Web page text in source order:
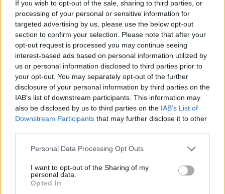
If you wish to opt-out of the sale, sharing to third parties, or
processing of your personal or sensitive information for
targeted advertising by us, please use the below opt-out
section to confirm your selection. Please note that after your
opt-out request is processed you may continue seeing
interest-based ads based on personal information utilized by
us or personal information disclosed to third parties prior to
your opt-out. You may separately opt-out of the further
disclosure of your personal information by third parties on the
IAB’s list of downstream participants. This information may
also be disclosed by us to third parties on the IAB’s List of
Downstream Participants that may further disclose it to other
Please note that this website/app uses one or more Google
not limited to your visit or usage behaviour. You may click to
grant or deny consent to Google and its third-party tags to
use your data for below specified purposes in below Google
Personal Data Processing Opt Outs
I want to opt-out of the Sharing of my
personal data.
Opted In
Rómából Indiába 2. - Az ókori
kereskedők árukészlete
Székely Melinda•2009. október 10.
„A legszerényebb számítások szerint India, Kína és
Arábia 100 millió sestertiust visz el a
birodalmunktól minden évben – ennyibe kerülnek
nekünk a luxuscikkek és az asszonyaink!” – sóhajtott
fel a Kr. u. 1. század derekán az idősebb Plinius. A
bejegyzés…
Török kori hajók nyomában a Dráva
mélyén